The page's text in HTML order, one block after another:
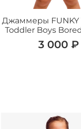
Джаммеры FUNKY
Toddler Boys
3 000 ₽